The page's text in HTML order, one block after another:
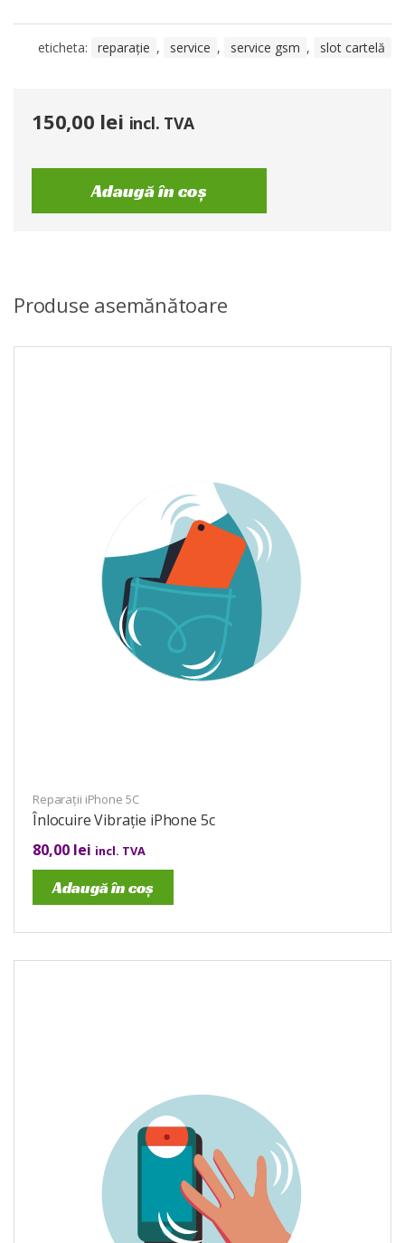
eticheta: reparație , service , service gsm , slot cartelă
150,00 lei incl. TVA
Adaugă în coș
Produse asemănătoare
Reparații iPhone 5C
Înlocuire Vibrație iPhone 5c
80,00 lei incl. TVA
Adaugă în coș